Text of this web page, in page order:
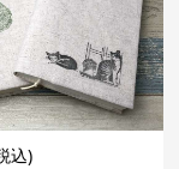
込)